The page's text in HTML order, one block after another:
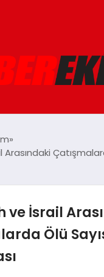
ve İsrail
Ölü